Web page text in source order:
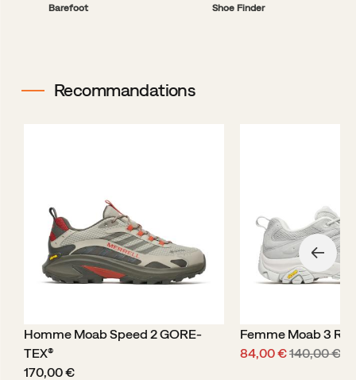
Barefoot Shoe Finder
Recommandations
Homme Moab Speed 2 GORE-
TEX®
price
170,00 €
Femme Moab 3
Prix
84,00 €Prix
140,00 €